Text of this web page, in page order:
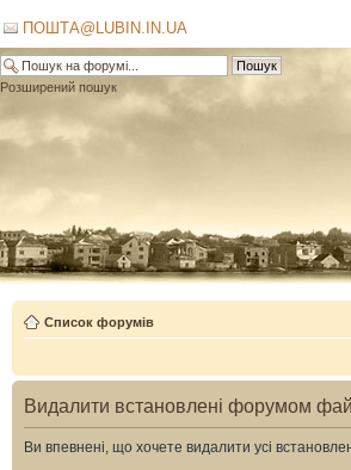
ПОШТА@LUBIN.IN.UA
Розширений пошук
Список форумів
Видалити встановлені форумом
Ви впевнені, що хочете видалити усі